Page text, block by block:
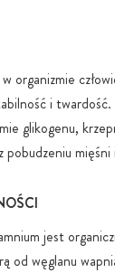
wolne od
Ochronne
jakości
organizmie
i
glikogenu,
jest
od węglanu